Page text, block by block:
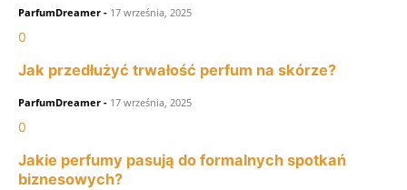
ParfumDreamer - 17 września, 2025
0
Jak przedłużyć trwałość perfum na skórze?
ParfumDreamer - 17 września, 2025
0
Jakie perfumy pasują do formalnych spotkań
biznesowych?